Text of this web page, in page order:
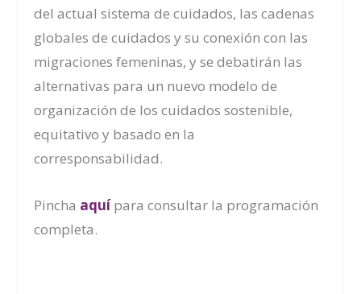
del actual sistema de cuidados, las cadenas
globales de cuidados y su conexión con las
migraciones femeninas, y se debatirán las
alternativas para un nuevo modelo de
organización de los cuidados sostenible,
equitativo y basado en la
corresponsabilidad.
Pincha aquípara consultar la programación
completa.